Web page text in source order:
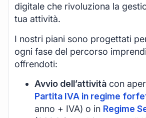
digitale che rivoluziona la
tua attività.
I nostri piani sono progettati
ogni fase del percorso
offrendoti:
Avvio dell’attività con
Partita IVA in regime
anno + IVA) o in Regime